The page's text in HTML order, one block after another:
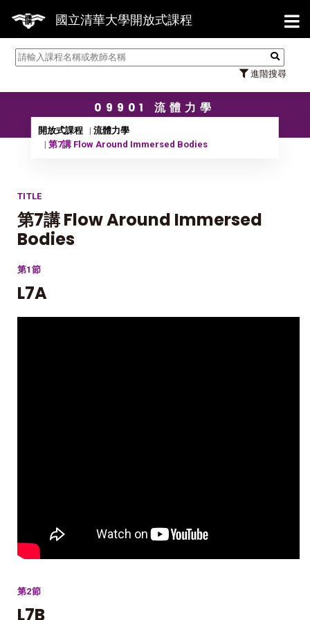
國立清華大學開放式課程
進階搜尋
【7/
09901 流體力學
開放式課程
流體力學
第7講 Flow Around Immersed Bodies
TITLE
第7講 Flow Around Immersed
Bodies
第1節
L7A
第2節
L7B